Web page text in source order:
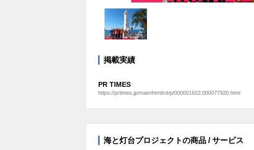
掲載実績
PR TIMES
https://prtimes.jp/main/html/rd/p/000001622.000077920.html
海と灯台プロジェクトの商品 / サービス